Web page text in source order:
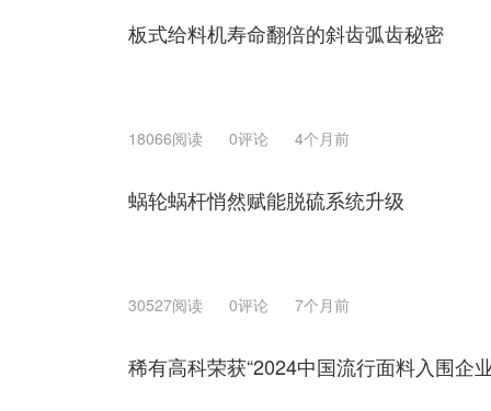
板式给料机寿命翻倍的斜齿弧齿秘密
18066阅读 0评论 4个月前
蜗轮蜗杆悄然赋能脱硫系统升级
30527阅读 0评论 7个月前
稀有高科荣获“2024中国流行面料入围企